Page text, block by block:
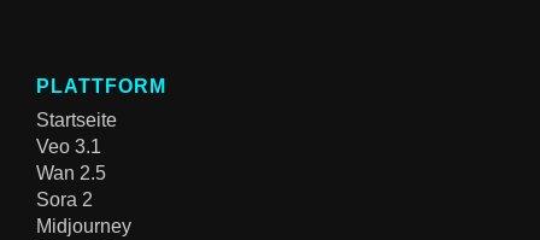
PLATTFORM
Startseite
Veo 3.1
Wan 2.5
Sora 2
Midjourney